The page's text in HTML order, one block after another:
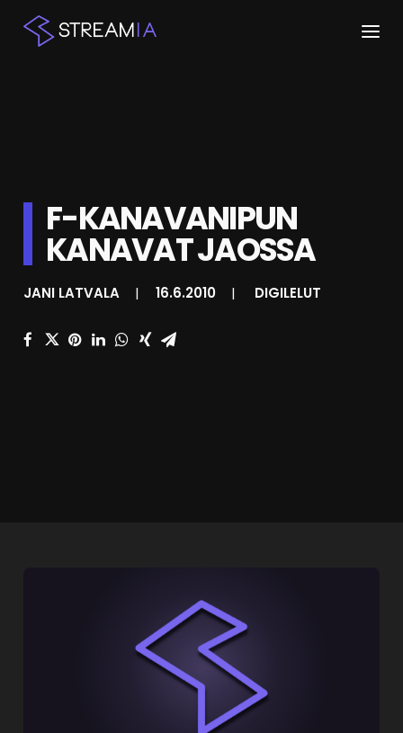
KESKUSTELU
SHOP
HAKU
F-KANAVANIPUN
KANAVAT JAOSSA
JANI LATVALA | 16.6.2010 | DIGILELUT